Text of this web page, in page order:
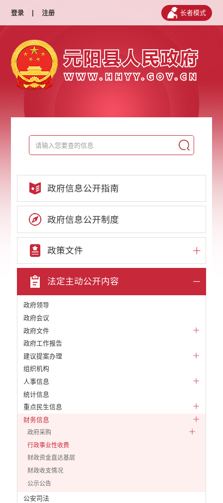
登录 | 注册 长者模式
政府信息公开指南
政府信息公开制度
政策文件
法定主动公开内容
政府领导
政府会议
政府文件
政府工作报告
建议提案办理
组织机构
人事信息
统计信息
重点民生信息
财务信息
政府采购
行政事业性收费
财政资金直达基层
财政收支情况
公示公告
公安司法